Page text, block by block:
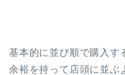
基本的に並び順で購入す
余裕を持って店頭に並ぶ